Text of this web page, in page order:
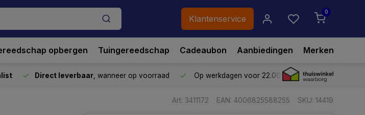
Klantenservice
0
opbergen Tuingereedschap Cadeaubon Aanbiedingen Merken
Direct leverbaar , wanneer op voorraad Op werkdagen voor 22.00 uur besteld,vandaag
Art: 3411172 EAN: 4006825588255 SKU: 14419